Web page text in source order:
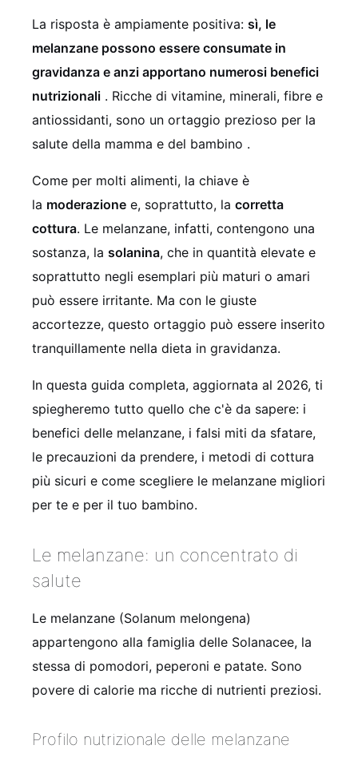
La risposta è ampiamente positiva: sì, le
melanzane possono essere consumate in
gravidanza e anzi apportano numerosi benefici
nutrizionali . Ricche di vitamine, minerali, fibre e
antiossidanti, sono un ortaggio prezioso per la
salute della mamma e del bambino .
Come per molti alimenti, la chiave è
la moderazione e, soprattutto, la corretta
cottura. Le melanzane, infatti, contengono una
sostanza, la solanina, che in quantità elevate e
soprattutto negli esemplari più maturi o amari
può essere irritante. Ma con le giuste
accortezze, questo ortaggio può essere inserito
tranquillamente nella dieta in gravidanza.
In questa guida completa, aggiornata al 2026, ti
spiegheremo tutto quello che c'è da sapere: i
benefici delle melanzane, i falsi miti da sfatare,
le precauzioni da prendere, i metodi di cottura
più sicuri e come scegliere le melanzane migliori
per te e per il tuo bambino.
Le melanzane: un concentrato di
salute
Le melanzane (Solanum melongena)
appartengono alla famiglia delle Solanacee, la
stessa di pomodori, peperoni e patate. Sono
povere di calorie ma ricche di nutrienti preziosi.
Profilo nutrizionale delle melanzane